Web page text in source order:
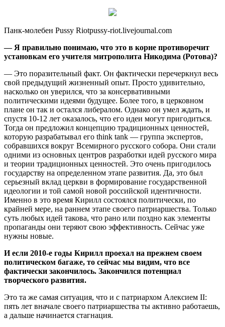
Панк-молебен Pussy Riotpussy-riot.livejournal.com
— Я правильно понимаю, что это в корне противоречит
установкам его учителя митрополита Никодима (Ротова)?
— Это поразительный факт. Он фактически перечеркнул весь
свой предыдущий жизненный опыт. Просто удивительно,
насколько он уверился, что за консервативными
политическими идеями будущее. Более того, в церковном
плане он так и остался либералом. Однако он умел ждать, и
спустя 10-12 лет оказалось, что его идеи могут пригодиться.
Тогда он предложил концепцию традиционных ценностей,
которую разрабатывал его think tank — группа экспертов,
собравшихся вокруг Всемирного русского собора. Они стали
одними из основных центров разработки идей русского мира
и теории традиционных ценностей. Это очень пригодилось
государству на определенном этапе развития. Да, это был
серьезный вклад церкви в формирование государственной
идеологии и той самой новой российской идентичности.
Именно в это время Кирилл состоялся политически, по
крайней мере, на раннем этапе своего патриаршества. Только
суть любых идей такова, что рано или поздно как элементы
пропаганды они теряют свою эффективность. Сейчас уже
нужны новые.
И если 2010-е годы Кирилл проехал на прежнем своем
политическом багаже, то сейчас мы видим, что все
фактически закончилось. Закончился потенциал
творческого развития.
Это та же самая ситуация, что и с патриархом Алексием II:
пять лет вначале своего патриаршества ты активно работаешь,
а дальше начинается стагнация.